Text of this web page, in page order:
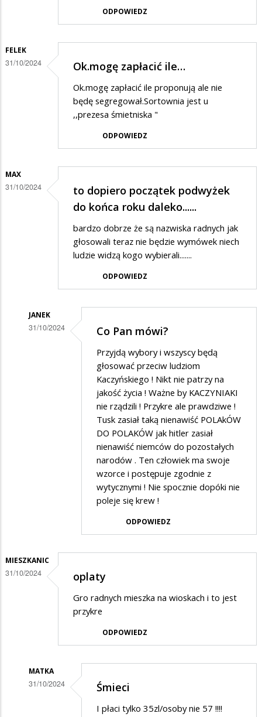
ODPOWIEDZ
FELEK
31/10/2024 Ok.mogę zapłacić ile…
Ok.mogę zapłacić ile proponują ale nie
będę segregował.Sortownia jest u
,,prezesa śmietniska "
ODPOWIEDZ
MAX
31/10/2024
to dopiero początek podwyżek
do końca roku daleko......
bardzo dobrze że są nazwiska radnych jak
głosowali teraz nie będzie wymówek niech
ludzie widzą kogo wybierali.......
ODPOWIEDZ
JANEK
31/10/2024
daleko......
Co Pan mówi?
Przyjdą wybory i wszyscy będą
głosować przeciw ludziom
Kaczyńskiego ! Nikt nie patrzy na
jakość życia ! Ważne by KACZYNIAKI
nie rządzili ! Przykre ale prawdziwe !
Tusk zasiał taką nienawiść POLAkÓW
DO POLAKÓW jak hitler zasiał
nienawiść niemców do pozostałych
narodów . Ten człowiek ma swoje
wzorce i postępuje zgodnie z
wytycznymi ! Nie spocznie dopóki nie
poleje się krew !
ODPOWIEDZ
MIESZKANIC
31/10/2024 oplaty
Gro radnych mieszka na wioskach i to jest
przykre
ODPOWIEDZ
MATKA
31/10/2024 Śmieci
I płaci tylko 35zl/osoby nie 57 !!!!